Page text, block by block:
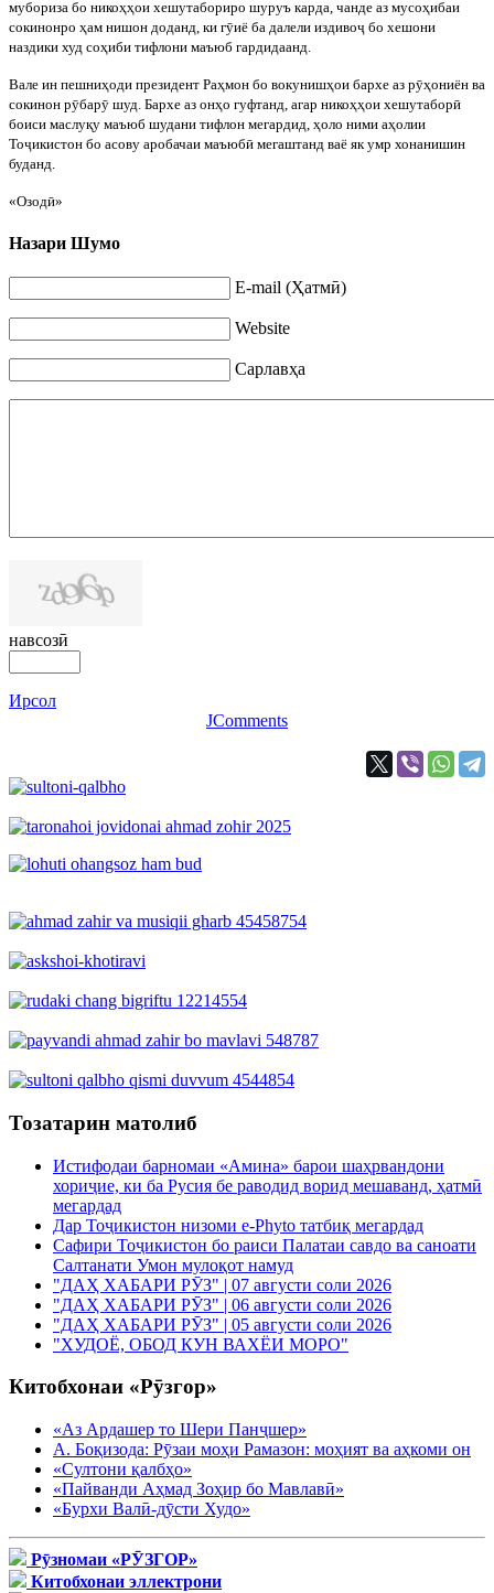
мубориза бо никоҳҳои хешутабориро шуруъ карда, чанде аз мусоҳибаи
сокинонро ҳам нишон доданд, ки гӯиё ба далели издивоҷ бо хешони
наздики худ соҳиби тифлони маъюб гардидаанд.
Вале ин пешниҳоди президент Раҳмон бо вокунишҳои бархе аз рӯҳониён ва
сокинон рӯбарӯ шуд. Бархе аз онҳо гуфтанд, агар никоҳҳои хешутаборӣ
боиси маслуқу маъюб шудани тифлон мегардид, ҳоло ними аҳолии
Тоҷикистон бо асову аробачаи маъюбӣ мегаштанд ваё як умр хонанишин
буданд.
«Озодӣ»
Назари Шумо
E-mail (Ҳатмӣ)
Website
Сарлавҳа
навсозӣ
Ирсол
JComments
Тозатарин матолиб
Истифодаи барномаи «Амина» барои шаҳрвандони
хориҷие, ки ба Русия бе раводид ворид мешаванд, ҳатмӣ
мегардад
Дар Тоҷикистон низоми e-Phyto татбиқ мегардад
Сафири Тоҷикистон бо раиси Палатаи савдо ва саноати
Салтанати Умон мулоқот намуд
"ДАҲ ХАБАРИ РӮЗ" | 07 августи соли 2026
"ДАҲ ХАБАРИ РӮЗ" | 06 августи соли 2026
"ДАҲ ХАБАРИ РӮЗ" | 05 августи соли 2026
"ХУДОЁ, ОБОД КУН ВАХЁИ МОРО"
Китобхонаи «Рӯзгор»
«Аз Ардашер то Шери Панҷшер»
А. Боқизода: Рӯзаи моҳи Рамазон: моҳият ва аҳкоми он
«Султони қалбҳо»
«Пайванди Аҳмад Зоҳир бо Мавлавӣ»
«Бурхи Валӣ-дӯсти Худо»
Рӯзномаи «РӮЗГОР»
Китобхонаи эллектрони